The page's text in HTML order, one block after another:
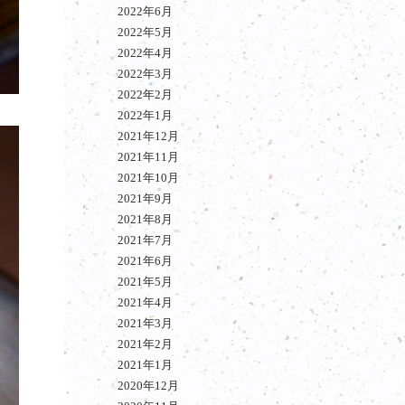
2022年6月
2022年5月
2022年4月
2022年3月
2022年2月
2022年1月
2021年12月
2021年11月
2021年10月
2021年9月
2021年8月
2021年7月
2021年6月
2021年5月
2021年4月
2021年3月
2021年2月
2021年1月
2020年12月